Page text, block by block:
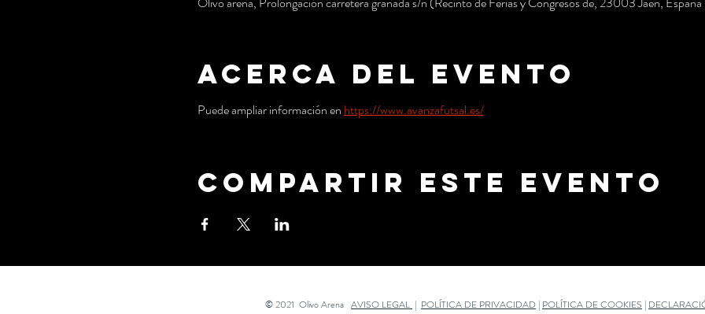
Acerca del evento
Puede ampliar información en https://www.avanzafutsal.es/
Compartir este evento
© 2021 Olivo Arena AVISO LEGAL | POLÍTICA DE PRIVACIDAD | POLÍTICA DE COOKIES |